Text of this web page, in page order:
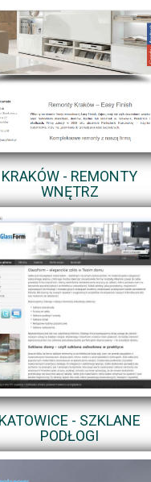
KRAKÓW - REMONTY
WNĘTRZ
KATOWICE - SZKLANE
PODŁOGI